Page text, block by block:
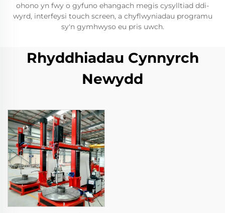
ohono yn fwy o gyfuno ehangach megis cysylltiad ddi-
wyrd, interfeysi touch screen, a chyflwyniadau programu
sy'n gymhwyso eu pris uwch.
Rhyddhiadau Cynnyrch
Newydd